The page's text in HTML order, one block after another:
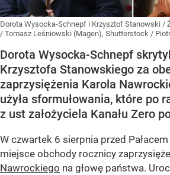
Dorota Wysocka-Schnepf i Krzysztof Stanowski /
/ Tomasz Leśniowski (Magen), Shutterstock /
Dorota Wysocka-Schnepf
Krzysztofa Stanowskiego za
zaprzysiężenia Karola
użyła sformułowania, które po
z ust założyciela Kanału Zero
W czwartek 6 sierpnia przed
miejsce obchody rocznicy
Nawrockiego na głowę państwa.